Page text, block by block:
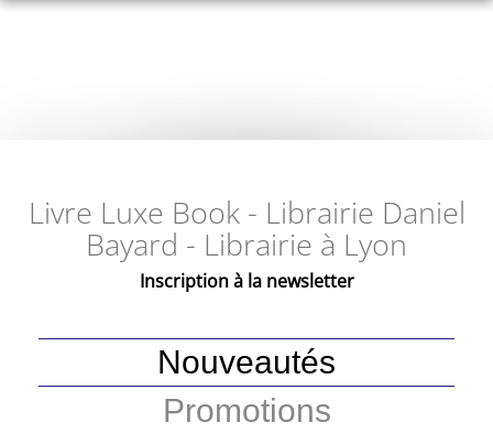
Livre Luxe Book - Librairie Daniel
Bayard - Librairie à Lyon
Inscription à la newsletter
Nouveautés
Promotions